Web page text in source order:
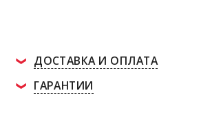
ДОСТАВКА И ОПЛАТА
ГАРАНТИИ